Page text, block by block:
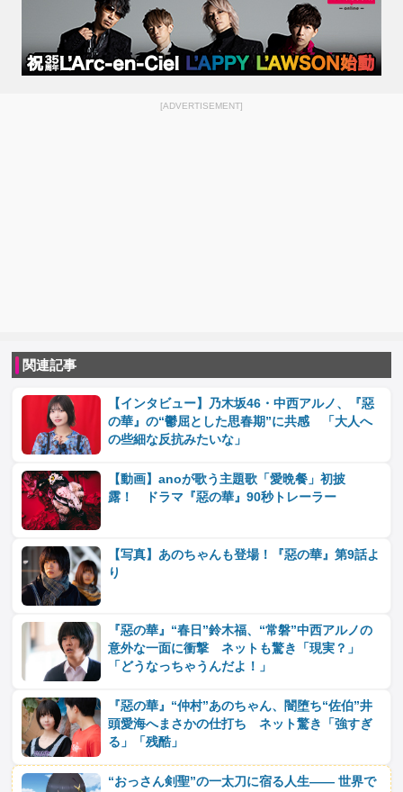
[ADVERTISEMENT]
関連記事
【インタビュー】乃木坂46・中西アルノ、『惡
の華』の“鬱屈とした思春期”に共感 「大人へ
の些細な反抗みたいな」
【動画】anoが歌う主題歌「愛晩餐」初披
露！ ドラマ『惡の華』90秒トレーラー
【写真】あのちゃんも登場！『惡の華』第9話よ
り
『惡の華』“春日”鈴木福、“常磐”中西アルノの
意外な一面に衝撃 ネットも驚き「現実？」
「どうなっちゃうんだよ！」
『惡の華』“仲村”あのちゃん、闇堕ち“佐伯”井
頭愛海へまさかの仕打ち ネット驚き「強すぎ
る」「残酷」
“おっさん剣聖”の一太刀に宿る人生―― 世界で